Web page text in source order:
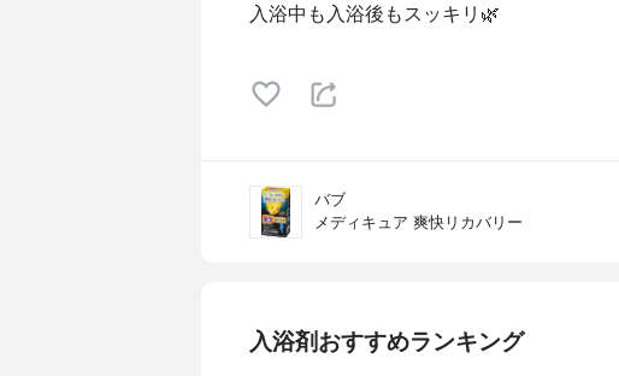
入浴中も入浴後もスッキリ🌿
バブ
メディキュア 爽快リカバリー
入浴剤おすすめランキング